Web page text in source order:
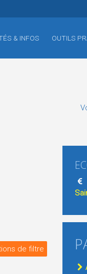
& INFOS OUTILS
de filtre